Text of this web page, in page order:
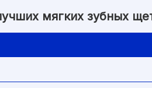
мягких зубных